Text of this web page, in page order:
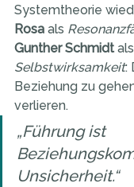
Systemtheorie
Rosa als
Gunther Schmidt als
Selbstwirksamkeit:
Beziehung zu
verlieren.
„Führung ist
Unsicherheit.“